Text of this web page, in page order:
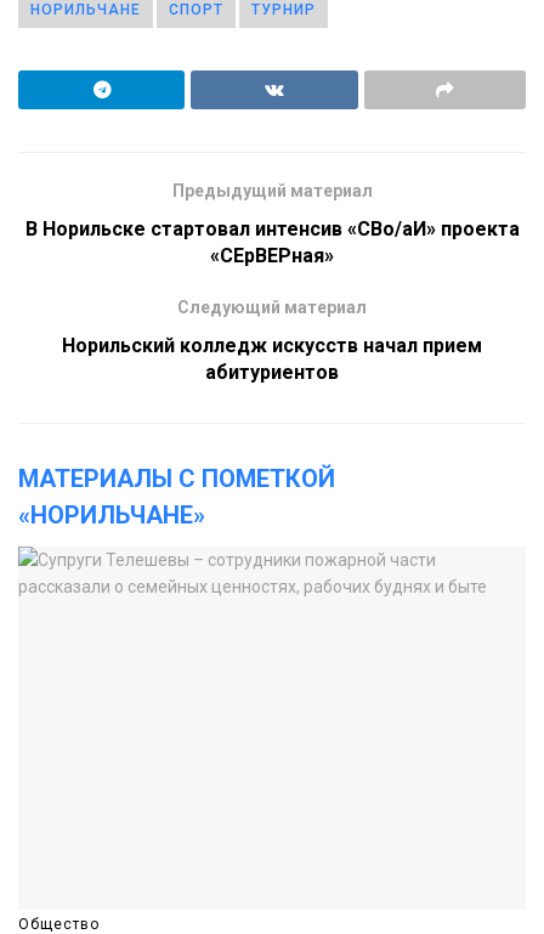
НОРИЛЬЧАНЕ СПОРТ ТУРНИР
Предыдущий материал
В Норильске стартовал интенсив «СВо/аИ» проекта
«СЕрВЕРная»
Следующий материал
Норильский колледж искусств начал прием
абитуриентов
МАТЕРИАЛЫ С ПОМЕТКОЙ
«НОРИЛЬЧАНЕ»
Общество